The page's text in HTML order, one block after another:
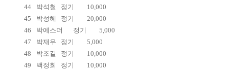
44
박석철 정기
10,000
45
박성혜 정기
20,000
46
박에스더 정기
5,000
47
박재우 정기
5,000
48
박조길 정기
10,000
49
백정희 정기
10,000